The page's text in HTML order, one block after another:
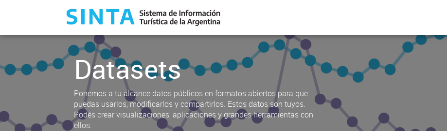
Datasets
Ponemos a tu alcance datos públicos en formatos abiertos para que
puedas usarlos, modificarlos y compartirlos. Estos datos son tuyos.
Podés crear visualizaciones, aplicaciones y grandes herramientas con
ellos.